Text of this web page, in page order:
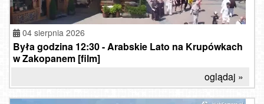
04 sierpnia 2026
Była godzina 12:30 - Arabskie Lato na Krupówkach
w Zakopanem [film]
oglądaj »